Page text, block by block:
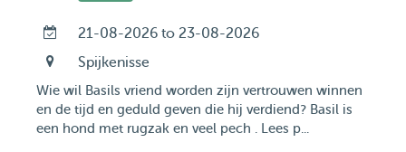
21-08-2026 to 23-08-2026
Spijkenisse
Wie wil Basils vriend worden zijn vertrouwen winnen
en de tijd en geduld geven die hij verdiend? Basil is
een hond met rugzak en veel pech . Lees p...